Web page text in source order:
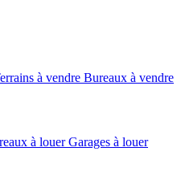
à vendre Bureaux à vendre
à louer Garages à louer